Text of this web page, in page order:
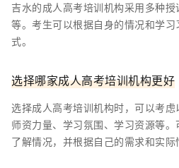
吉水的成人高考培训机构采用多种
等。考生可以根据自身的情况和学
式。
选择哪家成人高考培训机构更好
选择成人高考培训机构时，可以考虑
师资力量、学习氛围、学习资源等
了解情况，并根据自己的需求和实际